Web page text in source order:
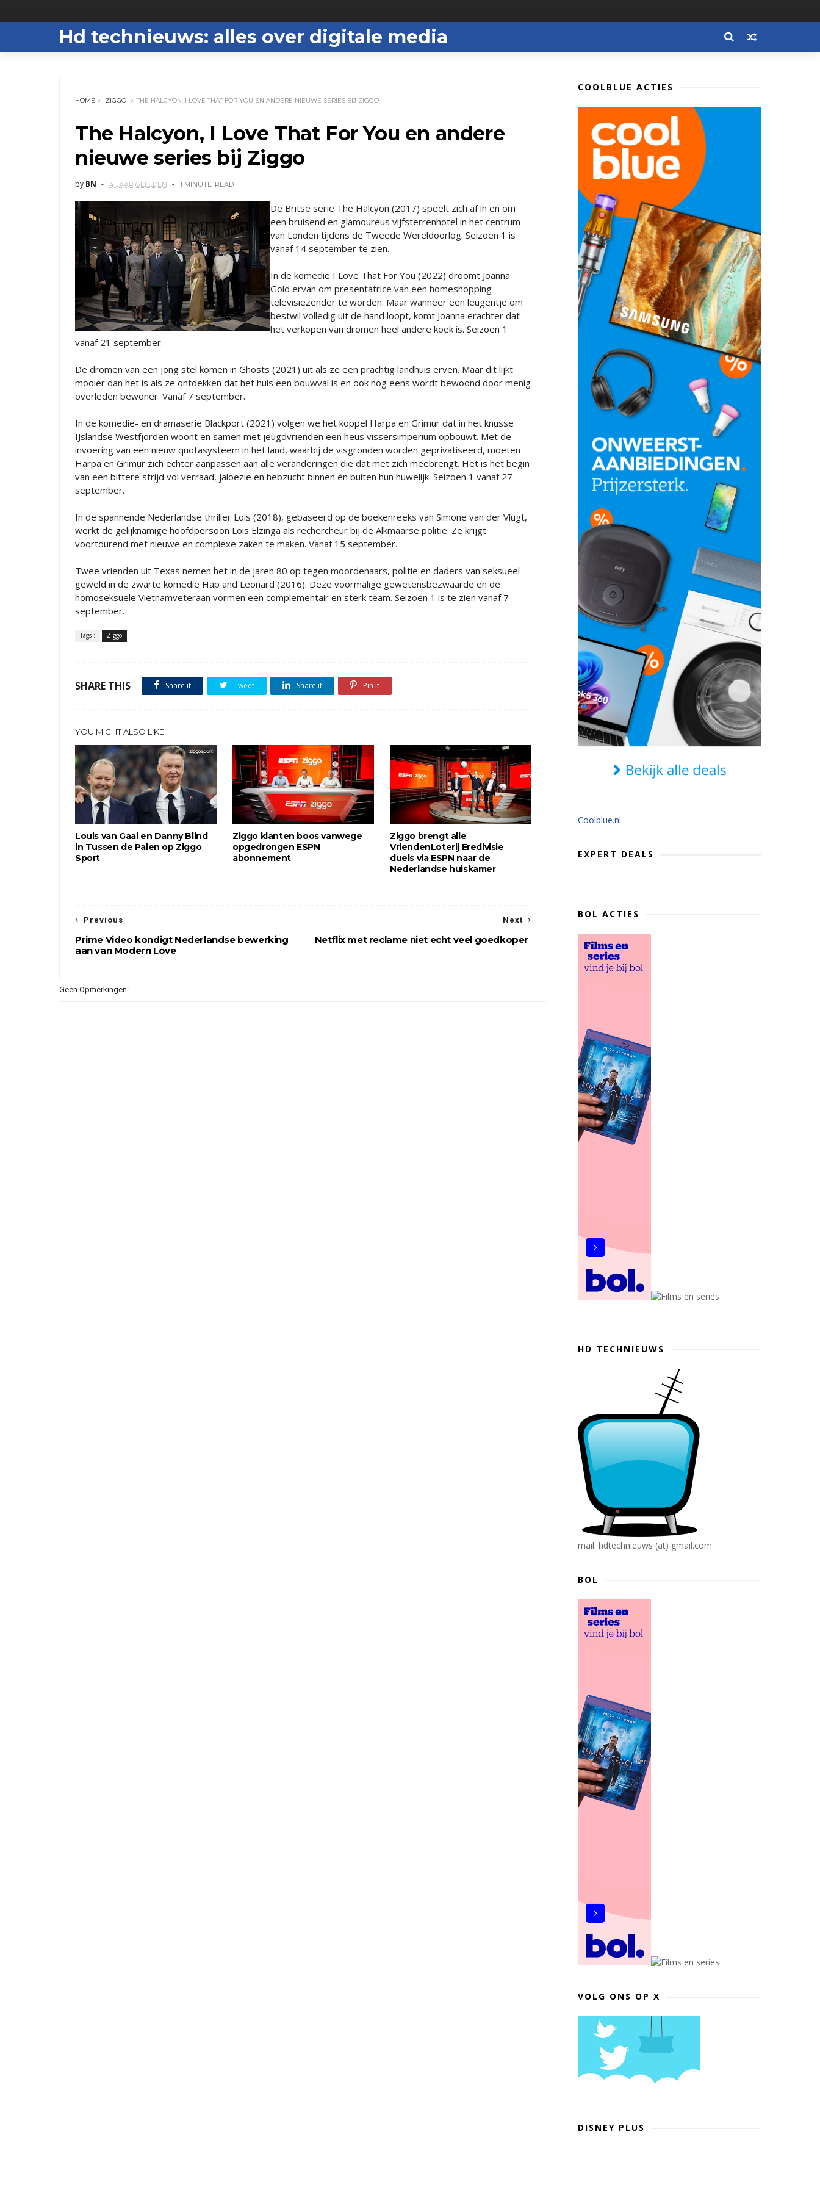
Hd technieuws: alles over digitale media
HOME ZIGGO THE HALCYON, I LOVE THAT FOR YOU EN ANDERE NIEUWE SERIES BIJ ZIGGO
The Halcyon, I Love That For You en andere
nieuwe series bij Ziggo
by BN 4 JAAR GELEDEN 1 MINUTE READ
De Britse serie The Halcyon (2017) speelt zich af in en om
een bruisend en glamoureus vijfsterrenhotel in het centrum
van Londen tijdens de Tweede Wereldoorlog. Seizoen 1 is
vanaf 14 september te zien.
In de komedie I Love That For You (2022) droomt Joanna
Gold ervan om presentatrice van een homeshopping
televisiezender te worden. Maar wanneer een leugentje om
bestwil volledig uit de hand loopt, komt Joanna erachter dat
het verkopen van dromen heel andere koek is. Seizoen 1
vanaf 21 september.
De dromen van een jong stel komen in Ghosts (2021) uit als ze een prachtig landhuis erven. Maar dit lijkt
mooier dan het is als ze ontdekken dat het huis een bouwval is en ook nog eens wordt bewoond door menig
overleden bewoner. Vanaf 7 september.
In de komedie- en dramaserie Blackport (2021) volgen we het koppel Harpa en Grimur dat in het knusse
IJslandse Westfjorden woont en samen met jeugdvrienden een heus vissersimperium opbouwt. Met de
invoering van een nieuw quotasysteem in het land, waarbij de visgronden worden geprivatiseerd, moeten
Harpa en Grimur zich echter aanpassen aan alle veranderingen die dat met zich meebrengt. Het is het begin
van een bittere strijd vol verraad, jaloezie en hebzucht binnen én buiten hun huwelijk. Seizoen 1 vanaf 27
september.
In de spannende Nederlandse thriller Lois (2018), gebaseerd op de boekenreeks van Simone van der Vlugt,
werkt de gelijknamige hoofdpersoon Lois Elzinga als rechercheur bij de Alkmaarse politie. Ze krijgt
voortdurend met nieuwe en complexe zaken te maken. Vanaf 15 september.
Twee vrienden uit Texas nemen het in de jaren 80 op tegen moordenaars, politie en daders van seksueel
geweld in de zwarte komedie Hap and Leonard (2016). Deze voormalige gewetensbezwaarde en de
homoseksuele Vietnamveteraan vormen een complementair en sterk team. Seizoen 1 is te zien vanaf 7
september.
Tags : Ziggo
SHARE THIS Share it Tweet Share it Pin it
YOU MIGHT ALSO LIKE
Louis van Gaal en Danny Blind
in Tussen de Palen op Ziggo
Sport
Ziggo klanten boos vanwege
opgedrongen ESPN
abonnement
Ziggo brengt alle
VriendenLoterij Eredivisie
duels via ESPN naar de
Nederlandse huiskamer
Next
Netflix met reclame niet echt veel goedkoper
Previous
Prime Video kondigt Nederlandse bewerking
aan van Modern Love
Geen Opmerkingen:
COOLBLUE ACTIES
Coolblue.nl
EXPERT DEALS
BOL ACTIES
HD TECHNIEUWS
mail: hdtechnieuws (at) gmail.com
BOL
VOLG ONS OP X
DISNEY PLUS